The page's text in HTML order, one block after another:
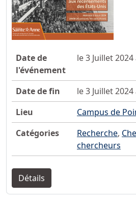
Date de
l'événement
le 3 Juillet
Date de fin
le 3 Juillet
Lieu
Campus de
Catégories
Recherche,
chercheurs
Détails